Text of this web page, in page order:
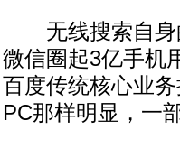
无线搜索自身的
微信圈起3亿手机
百度传统核心业
PC那样明显，一